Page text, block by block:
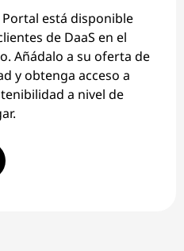
está disponible
de DaaS en el
Añádalo a su oferta de
y obtenga acceso a
a nivel de